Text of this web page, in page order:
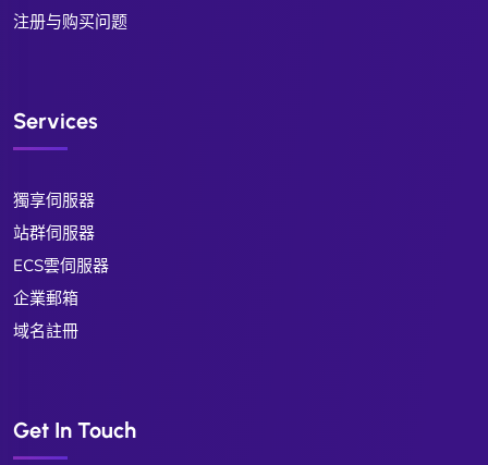
注册与购买问题
Services
獨享伺服器
站群伺服器
ECS雲伺服器
企業郵箱
域名註冊
Get In Touch